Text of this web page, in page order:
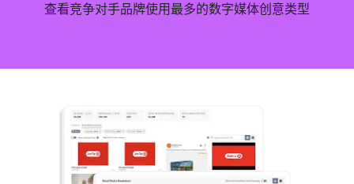
查看竞争对手品牌使用最多的数字媒体创意类型